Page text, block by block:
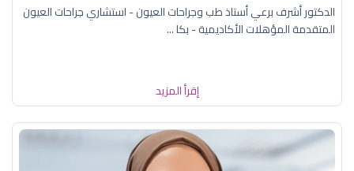
الدكتور أشرف برعي أستاذ طب وجراحات العيون - استشاري جراحات العيون
المتقدمة المؤهلات الأكاديمية - بكا ...
إقرأ المزيد